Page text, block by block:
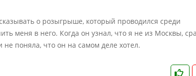
о розыгрыше, который проводился среди
меня в него. Когда он узнал, что я не из Москвы,
поняла, что он на самом деле хотел.